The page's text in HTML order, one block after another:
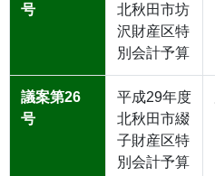
号
北秋田市坊
沢財産区特
別会計予算
議案第26
号
平成29年度
北秋田市綴
子財産区特
別会計予算